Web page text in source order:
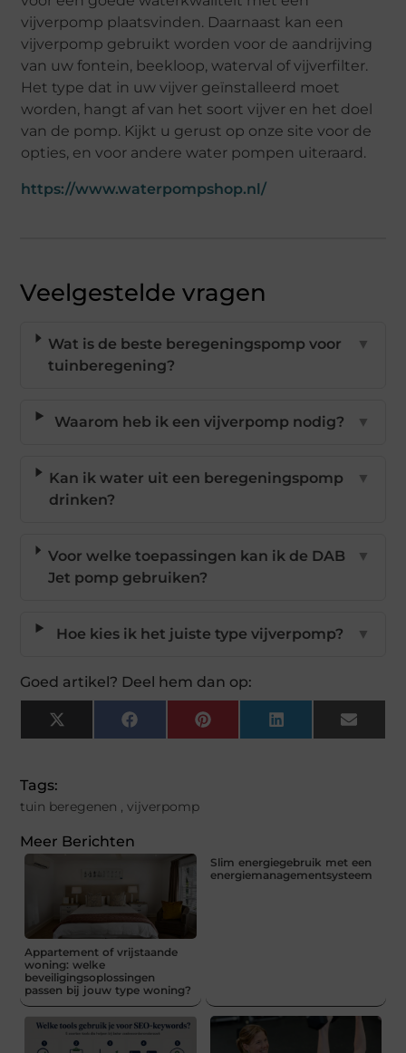
vijverpomp plaatsvinden. Daarnaast kan een
vijverpomp gebruikt worden voor de aandrijving
van uw fontein, beekloop, waterval of vijverfilter.
Het type dat in uw vijver geïnstalleerd moet
worden, hangt af van het soort vijver en het doel
van de pomp. Kijkt u gerust op onze site voor de
opties, en voor andere water pompen uiteraard.
https://www.waterpompshop.nl/
Veelgestelde vragen
Wat is de beste beregeningspomp voor
tuinberegening?
▼
Waarom heb ik een vijverpomp nodig? ▼
Kan ik water uit een beregeningspomp
drinken?
▼
Voor welke toepassingen kan ik de DAB
Jet pomp gebruiken?
▼
Hoe kies ik het juiste type vijverpomp? ▼
Goed artikel? Deel hem dan op:
X
(Twitter)
FacebookPinterestLinkedIn Email
Tags:
tuin beregenen ,vijverpomp
Meer Berichten
Appartement of vrijstaande
woning: welke
beveiligingsoplossingen
passen bij jouw type woning?
Slim energiegebruik met een
energiemanagementsysteem